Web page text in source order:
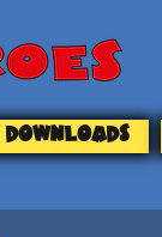
DOWNLOADS